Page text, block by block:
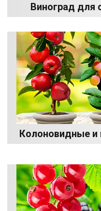
Виноград для
Колоновидные и